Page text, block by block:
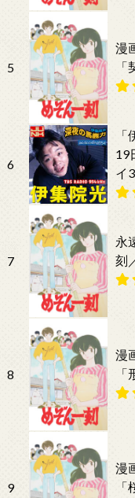
5
漫
「
6
19
イ
7
永
刻
8
漫
「
9
漫